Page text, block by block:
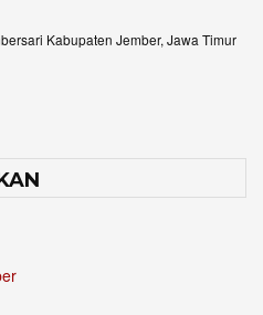
Kabupaten Jember, Jawa Timur